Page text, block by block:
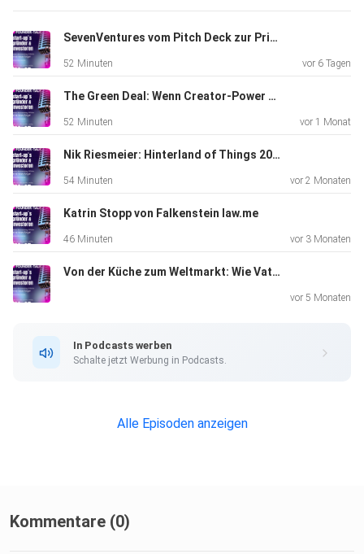
Inkubatoren, Förderprogramme und Investoren dabei
spielen.
Ein besonderer Fokus liegt auf den Investor Days
und Andreas erklären, wie sich Startups bewerben können,
welche
und das
Innovationsnetzwerk bietet und warum Matchmaking,
und persönliche Kontakte entscheidend für Wachstum und
Finanzierung sind.
Außerdem gibt es wertvolle Tipps für Gründerinnen und
verständlich? Warum
SevenVentures vom Pitch Deck zur Primetime
52 Minuten vor 6 Tagen
The Green Deal: Wenn Creator-Power zu Startup-Kapital wird
52 Minuten vor 1 Monat
Nik Riesmeier: Hinterland of Things 2026
54 Minuten vor 2 Monaten
Katrin Stopp von Falkenstein law.me
46 Minuten vor 3 Monaten
Von der Küche zum Weltmarkt: Wie Vater & Sohn mit KI Sprachbarrieren im Video brechen
vor 5 Monaten
In Podcasts werben
Schalte jetzt Werbung in Podcasts.
Alle Episoden anzeigen
Kommentare (0)